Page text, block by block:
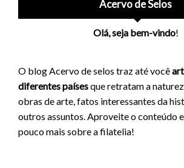
Acervo de Selos
Olá, seja bem-vindo!
O blog Acervo de selos traz até você
diferentes paísesque retratam a
obras de arte, fatos interessantes da
outros assuntos. Aproveite o conteúdo
pouco mais sobre a filatelia!